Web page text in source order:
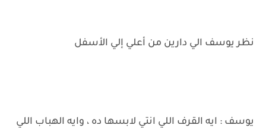
نظر يوسف الي دارين من أعلي إلي الأسفل
يوسف : ايه القرف اللي انتي لابسها ده ، وايه الهباب اللي